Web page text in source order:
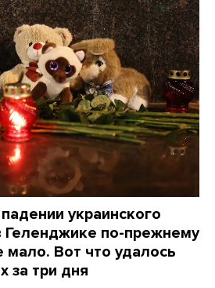
украинского
Геленджике по-прежнему
мало. Вот что удалось
за три дня